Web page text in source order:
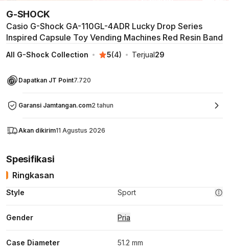
G-SHOCK
Casio G-Shock GA-110GL-4ADR Lucky Drop Series
Inspired Capsule Toy Vending Machines Red Resin Band
All G-Shock Collection 5(4) Terjual29
Dapatkan JT Point7.720
Garansi Jamtangan.com2 tahun
Akan dikirim11 Agustus 2026
Spesifikasi
Ringkasan
Style Sport
Gender Pria
Case Diameter 51.2 mm